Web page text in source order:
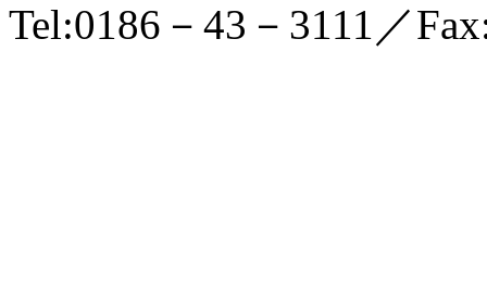
Tel:0186－43－3111／